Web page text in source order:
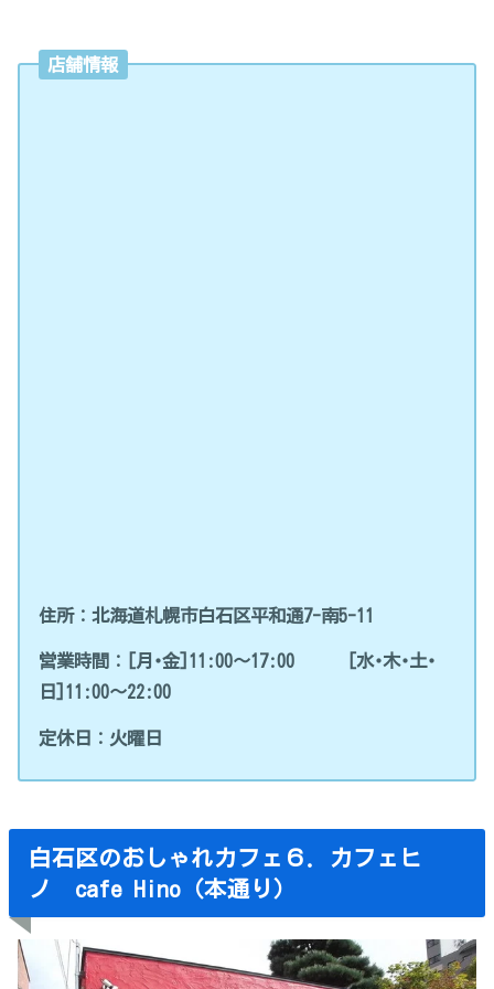
店舗情報
住所：北海道札幌市白石区平和通7-南5-11
営業時間： [月･金] 11:00～17:00
[水･木･土･
日] 11:00～22:00
定休日：火曜日
白石区のおしゃれカフェ６．カフェヒ
ノ cafe Hino（本通り）